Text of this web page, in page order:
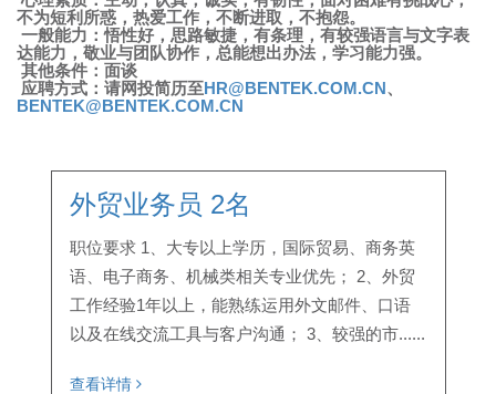
不为短利所惑，热爱工作，不断进取，不抱怨。
一般能力：悟性好，思路敏捷，有条理，有较强语言与文字表
达能力，敬业与团队协作，总能想出办法，学习能力强。
其他条件：面谈
应聘方式：请网投简历至HR@BENTEK.COM.CN、
BENTEK@BENTEK.COM.CN
外贸业务员 2名
职位要求 1、大专以上学历，国际贸易、商务英
语、电子商务、机械类相关专业优先； 2、外贸
工作经验1年以上，能熟练运用外文邮件、口语
以及在线交流工具与客户沟通； 3、较强的市......
查看详情